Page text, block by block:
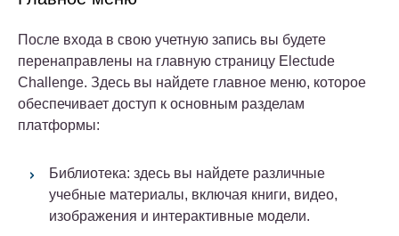
После входа в свою учетную запись вы будете
перенаправлены на главную страницу Electude
Challenge. Здесь вы найдете главное меню, которое
обеспечивает доступ к основным разделам
платформы:
Библиотека: здесь вы найдете различные
учебные материалы, включая книги, видео,
изображения и интерактивные модели.